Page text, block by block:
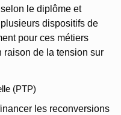
le diplôme et
dispositifs de
pour ces métiers
raison de la tension sur
(PTP)
les reconversions